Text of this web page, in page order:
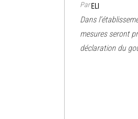
ParELI
Dans
mesures seront
déclaration du